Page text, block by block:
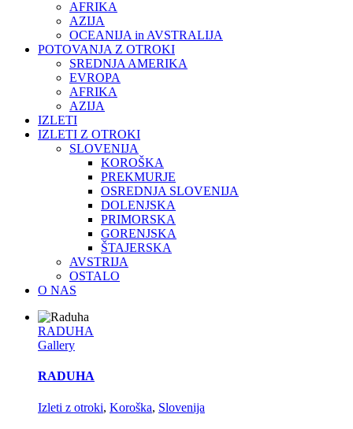
AFRIKA
AZIJA
OCEANIJA in AVSTRALIJA
POTOVANJA Z OTROKI
SREDNJA AMERIKA
EVROPA
AFRIKA
AZIJA
IZLETI
IZLETI Z OTROKI
SLOVENIJA
KOROŠKA
PREKMURJE
OSREDNJA SLOVENIJA
DOLENJSKA
PRIMORSKA
GORENJSKA
ŠTAJERSKA
AVSTRIJA
OSTALO
O NAS
RADUHA
Gallery
RADUHA
Izleti z otroki, Koroška, Slovenija